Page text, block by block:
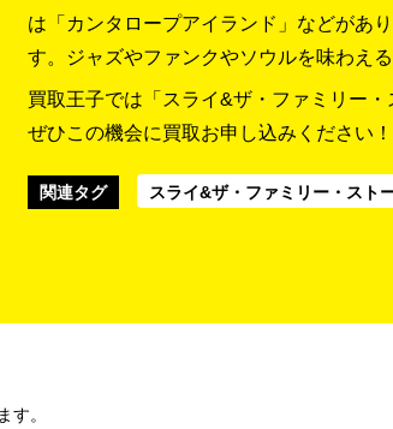
は「カンタロープアイランド」などがあ
す。ジャズやファンクやソウルを味わえ
買取王子では「スライ&ザ・ファミリー
ぜひこの機会に買取お申し込みください！
関連タグ スライ&ザ・ファミリー・スト
す。